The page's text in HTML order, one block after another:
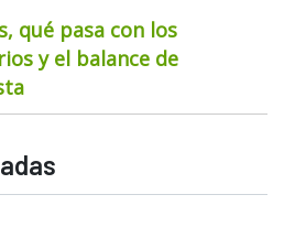
qué pasa con los
y el balance de